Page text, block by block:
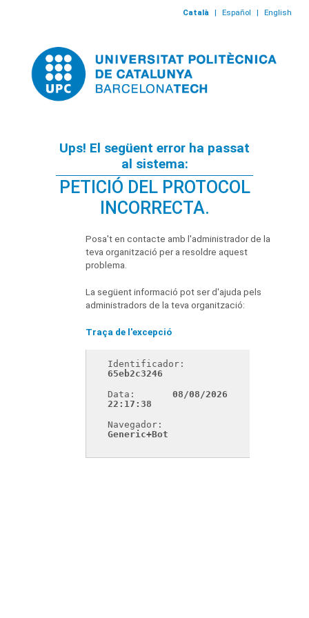
Català | Español | English
Ups! El següent error ha passat
al sistema:
PETICIÓ DEL PROTOCOL
INCORRECTA.
Posa't en contacte amb l'administrador de la
teva organització per a resoldre aquest
problema.
La següent informació pot ser d'ajuda pels
administradors de la teva organització:
Traça de l'excepció
65eb2c3246
Data:
08/08/2026
22:17:38
Generic+Bot